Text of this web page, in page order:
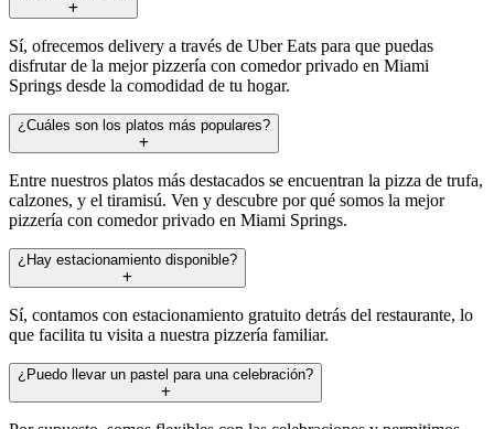
Sí, ofrecemos delivery a través de Uber Eats para que puedas
disfrutar de la mejor pizzería con comedor privado en Miami
Springs desde la comodidad de tu hogar.
¿Cuáles son los platos más populares?
Entre nuestros platos más destacados se encuentran la pizza de trufa,
calzones, y el tiramisú. Ven y descubre por qué somos la mejor
pizzería con comedor privado en Miami Springs.
¿Hay estacionamiento disponible?
Sí, contamos con estacionamiento gratuito detrás del restaurante, lo
que facilita tu visita a nuestra pizzería familiar.
¿Puedo llevar un pastel para una celebración?